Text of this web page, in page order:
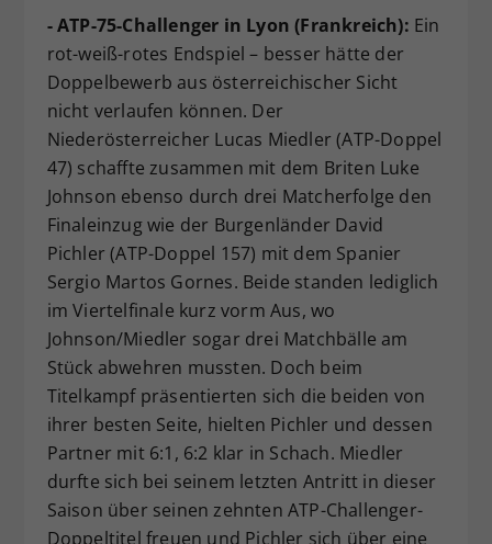
- ATP-75-Challenger in Lyon (Frankreich): Ein
rot-weiß-rotes Endspiel – besser hätte der
Doppelbewerb aus österreichischer Sicht
nicht verlaufen können. Der
Niederösterreicher Lucas Miedler (ATP-Doppel
47) schaffte zusammen mit dem Briten Luke
Johnson ebenso durch drei Matcherfolge den
Finaleinzug wie der Burgenländer David
Pichler (ATP-Doppel 157) mit dem Spanier
Sergio Martos Gornes. Beide standen lediglich
im Viertelfinale kurz vorm Aus, wo
Johnson/Miedler sogar drei Matchbälle am
Stück abwehren mussten. Doch beim
Titelkampf präsentierten sich die beiden von
ihrer besten Seite, hielten Pichler und dessen
Partner mit 6:1, 6:2 klar in Schach. Miedler
durfte sich bei seinem letzten Antritt in dieser
Saison über seinen zehnten ATP-Challenger-
Doppeltitel freuen und Pichler sich über eine